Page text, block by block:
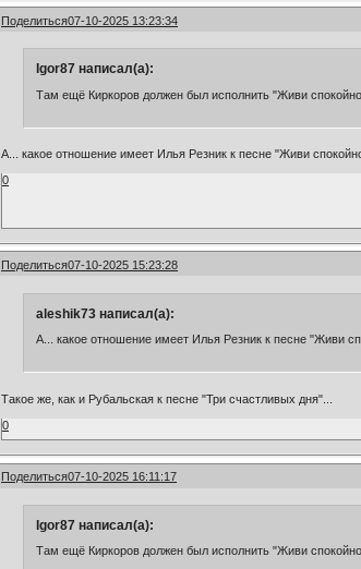
Поделиться07-10-2025 13:23:34
Igor87 написал(а):
Там ещё Киркоров должен был исполнить "Живи
А... какое отношение имеет Илья Резник к песне "Живи
0
Поделиться07-10-2025 15:23:28
aleshik73 написал(а):
А... какое отношение имеет Илья Резник к песне "Живи
Такое же, как и Рубальская к песне "Три счастливых дня"...
0
Поделиться07-10-2025 16:11:17
Igor87 написал(а):
Там ещё Киркоров должен был исполнить "Живи